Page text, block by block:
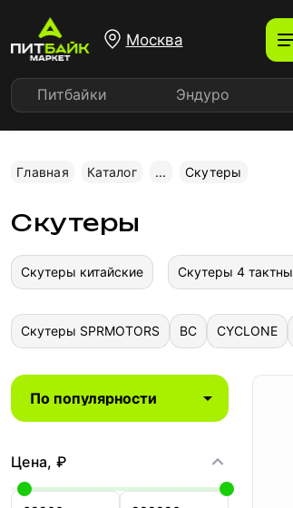
Москва
Питбайки Эндуро
Главная Каталог ... Скутеры
Скутеры
Скутеры китайские Скутеры 4
Скутеры SPRMOTORS BC CYCLONE
Цена, ₽